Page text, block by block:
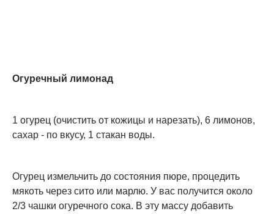
Огуречный лимонад
1 огурец (очистить от кожицы и нарезать), 6 лимонов,
сахар - по вкусу, 1 стакан воды.
Огурец измельчить до состояния пюре, процедить
мякоть через сито или марлю. У вас получится около
2/3 чашки огуречного сока. В эту массу добавить